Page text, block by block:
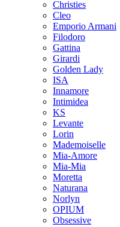
Christies
Cleo
Emporio Armani
Filodoro
Gattina
Girardi
Golden Lady
ISA
Innamore
Intimidea
KS
Levante
Lorin
Mademoiselle
Mia-Amore
Mia-Mia
Moretta
Naturana
Norlyn
OPIUM
Obsessive